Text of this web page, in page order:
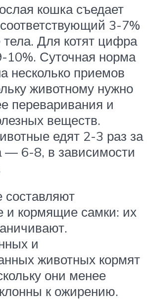
кошка съедает
3-7%
Для котят цифра
Суточная норма
несколько приемов
животному нужно
переваривания и
веществ.
едят 2-3 раз за
— 6-8, в зависимости
и кормящие самки: их
и
животных кормят
они менее
к ожирению.